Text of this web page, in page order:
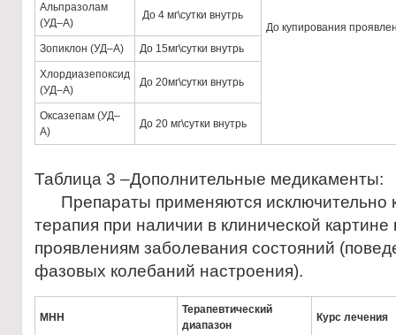
До купирования
Альпразолам
(УД–А)
До 4 мг\сутки внутрь
Зопиклон (УД–А) До 15мг\сутки внутрь
Хлордиазепоксид
(УД–А)
До 20мг\сутки внутрь
Оксазепам (УД–
А)
До 20 мг\сутки внутрь
Таблица 3 –Дополнительные медикаменты:
Препараты применяются исключительно
терапия при наличии в клинической
проявлениям заболевания состояний
фазовых колебаний настроения).
МНН
Терапевтический
диапазон
Курс лечения